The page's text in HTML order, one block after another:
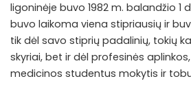
ligoninėje buvo 1982 m. balandžio 1
buvo laikoma viena stipriausių ir
tik dėl savo stiprių padalinių, tokių
skyriai, bet ir dėl profesinės
medicinos studentus mokytis ir